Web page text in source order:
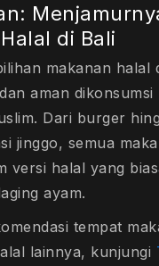
di Bali
makanan halal
aman dikonsumsi
Dari burger
jinggo, semua
versi halal yang
ayam.
tempat
lainnya, kunjungi